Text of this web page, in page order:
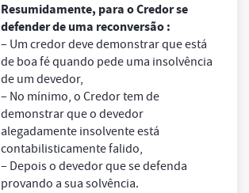
Resumidamente, para o Credor se
defender de uma reconversão :
– Um credor deve demonstrar que está
de boa fé quando pede uma insolvência
de um devedor,
– No mínimo, o Credor tem de
demonstrar que o devedor
alegadamente insolvente está
contabilisticamente falido,
– Depois o devedor que se defenda
provando a sua solvência.